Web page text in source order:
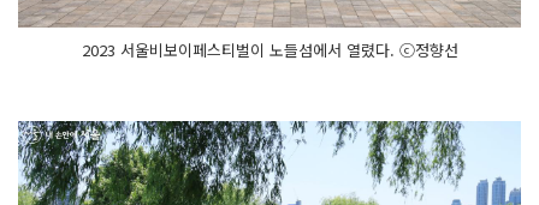
2023 서울비보이페스티벌이 노들섬에서 열렸다. ⓒ정향선